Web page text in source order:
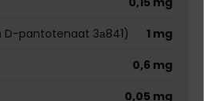
pantotenaat 3а841)
1 mg
0,6 mg
0,05 mg